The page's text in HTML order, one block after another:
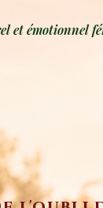
et émotionnel